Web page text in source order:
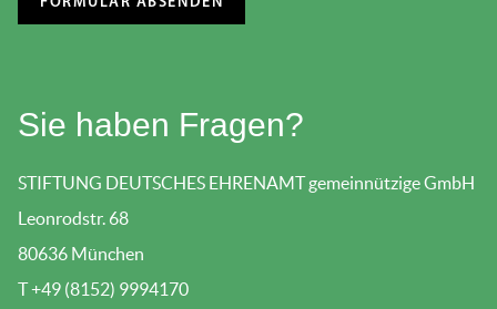
Sie haben Fragen?
STIFTUNG DEUTSCHES EHRENAMT gemeinnützige GmbH
Leonrodstr. 68
80636 München
T +49 (8152) 9994170